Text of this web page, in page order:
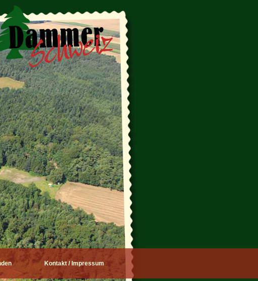
Kontakt / Impressum